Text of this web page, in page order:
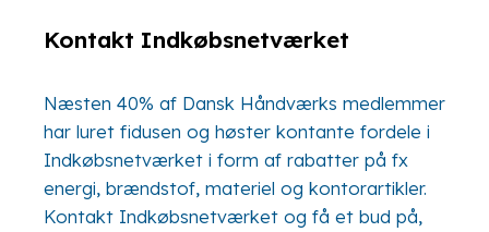
Kontakt Indkøbsnetværket
Næsten 40% af Dansk Håndværks medlemmer
har luret fidusen og høster kontante fordele i
Indkøbsnetværket i form af rabatter på fx
energi, brændstof, materiel og kontorartikler.
Kontakt Indkøbsnetværket og få et bud på,